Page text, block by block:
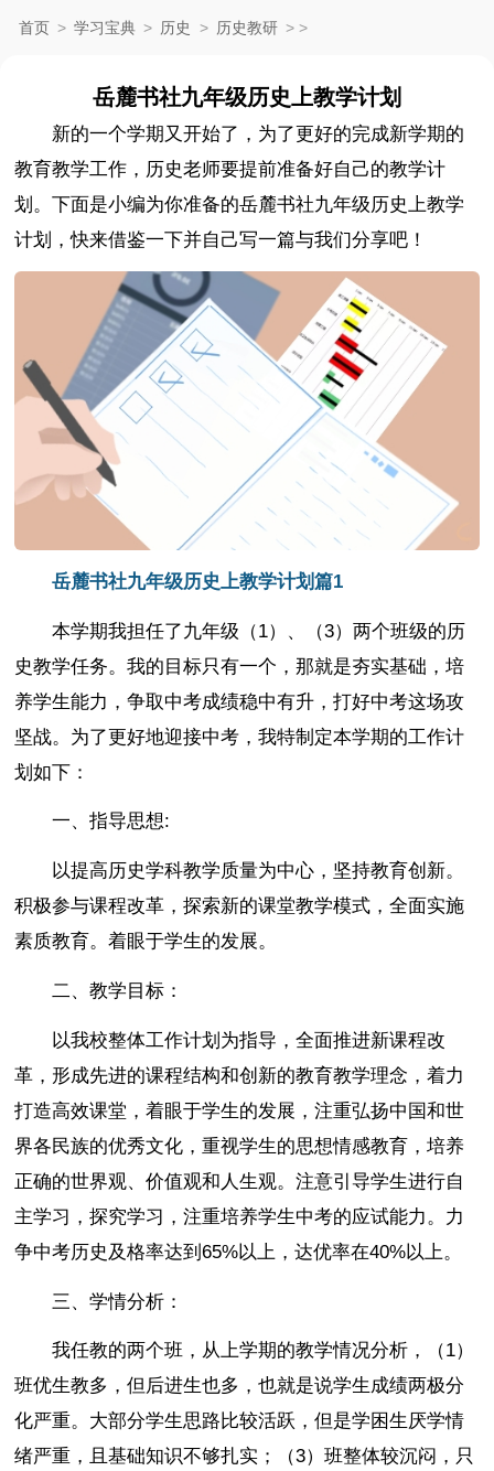
首页 > 学习宝典 > 历史 > 历史教研 > >
岳麓书社九年级历史上教学计划
新的一个学期又开始了，为了更好的完成新学期的
教育教学工作，历史老师要提前准备好自己的教学计
划。下面是小编为你准备的岳麓书社九年级历史上教学
计划，快来借鉴一下并自己写一篇与我们分享吧！
岳麓书社九年级历史上教学计划篇1
本学期我担任了九年级（1）、（3）两个班级的历
史教学任务。我的目标只有一个，那就是夯实基础，培
养学生能力，争取中考成绩稳中有升，打好中考这场攻
坚战。为了更好地迎接中考，我特制定本学期的工作计
划如下：
一、指导思想:
以提高历史学科教学质量为中心，坚持教育创新。
积极参与课程改革，探索新的课堂教学模式，全面实施
素质教育。着眼于学生的发展。
二、教学目标：
以我校整体工作计划为指导，全面推进新课程改
革，形成先进的课程结构和创新的教育教学理念，着力
打造高效课堂，着眼于学生的发展，注重弘扬中国和世
界各民族的优秀文化，重视学生的思想情感教育，培养
正确的世界观、价值观和人生观。注意引导学生进行自
主学习，探究学习，注重培养学生中考的应试能力。力
争中考历史及格率达到65%以上，达优率在40%以上。
三、学情分析：
我任教的两个班，从上学期的教学情况分析，（1）
班优生教多，但后进生也多，也就是说学生成绩两极分
化严重。大部分学生思路比较活跃，但是学困生厌学情
绪严重，且基础知识不够扎实；（3）班整体较沉闷，只